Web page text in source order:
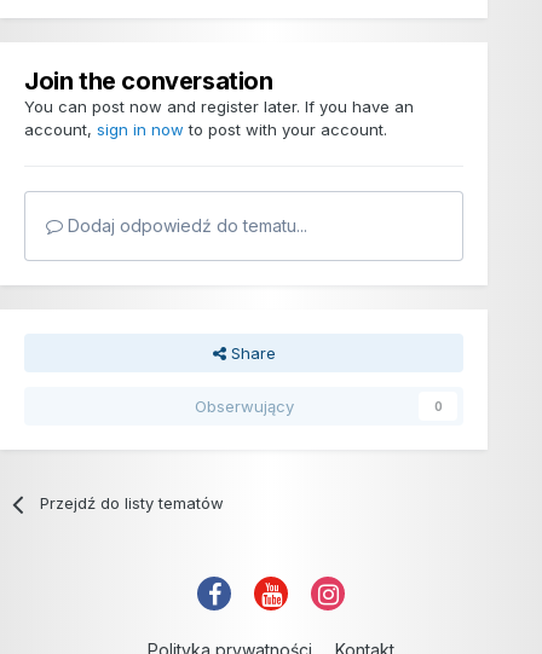
Join the conversation
You can post now and register later. If you have an
account, sign in now to post with your account.
Dodaj odpowiedź do tematu...
Share
Obserwujący 0
Przejdź do listy tematów